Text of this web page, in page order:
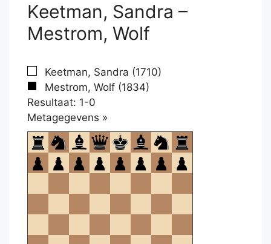
Keetman, Sandra –
Mestrom, Wolf
Keetman, Sandra (1710)
Mestrom, Wolf (1834)
Resultaat: 1-0
Metagegevens »
om
te
openen.